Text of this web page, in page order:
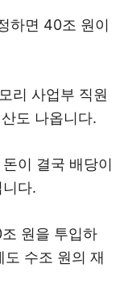
하면 40조 원이
리 사업부 직원
도 나옵니다.
이 결국 배당이
다.
원을 투입하
수조 원의 재